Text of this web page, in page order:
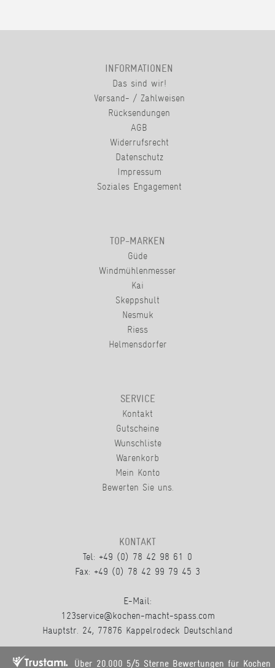
INFORMATIONEN
Das sind wir!
Versand- / Zahlweisen
Rücksendungen
AGB
Widerrufsrecht
Datenschutz
Impressum
Soziales Engagement
TOP-MARKEN
Güde
Windmühlenmesser
Kai
Skeppshult
Nesmuk
Riess
Helmensdorfer
SERVICE
Kontakt
Gutscheine
Wunschliste
Warenkorb
Mein Konto
Bewerten Sie uns.
KONTAKT
Tel: +49 (0) 78 42 98 61 0
Fax: +49 (0) 78 42 99 79 45 3
E-Mail:
123service@kochen-macht-spass.com
Hauptstr. 24, 77876 Kappelrodeck Deutschland
Über 20.000 5/5 Sterne Bewertungen für Kochen